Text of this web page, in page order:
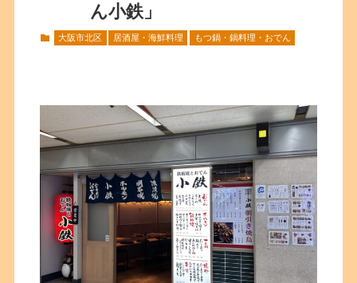
ん小鉄」
大阪市北区 居酒屋・海鮮料理 もつ鍋・鍋料理・おでん